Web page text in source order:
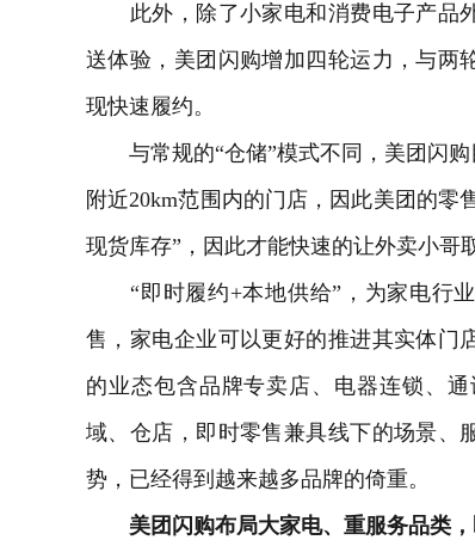
此外，除了小家电和消费电子产品
送体验，美团闪购增加四轮运力，与两
现快速履约。
与常规的“仓储”模式不同，美团闪购
附近20km范围内的门店，因此美团的零
现货库存”，因此才能快速的让外卖小哥
“即时履约+本地供给”，为家电行业
售，家电企业可以更好的推进其实体门
的业态包含品牌专卖店、 电器连锁、通
域、仓店，即时零售兼具线下的场景、
势，已经得到越来越多品牌的倚重。
美团闪购布局大家电、重服务品类